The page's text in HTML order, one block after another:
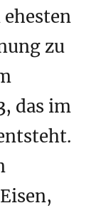
zu
das im